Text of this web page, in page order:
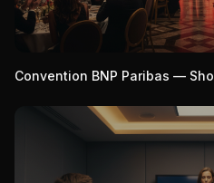
Convention BNP Paribas —